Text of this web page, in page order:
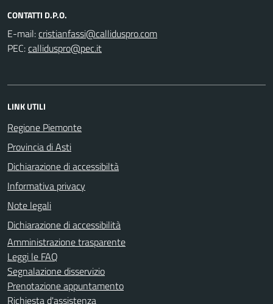
CONTATTI D.P.O.
E-mail:
PEC:
LINK UTILI
Regione Piemonte
Provincia di Asti
Dichiarazione di accessibiltà
Informativa privacy
Note legali
Dichiarazione di accessibilità
Amministrazione trasparente
Leggi le FAQ
Segnalazione disservizio
Prenotazione appuntamento
Richiesta d'assistenza